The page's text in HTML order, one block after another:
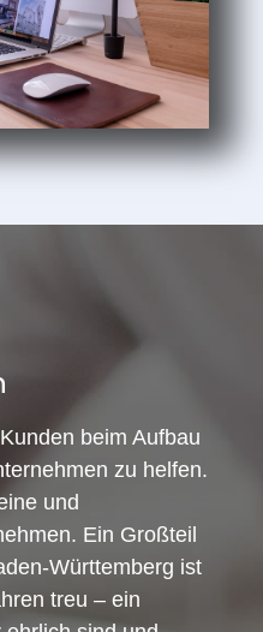
beim Aufbau
zu helfen.
und
Ein Großteil
Württemberg ist
treu – ein